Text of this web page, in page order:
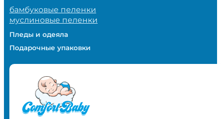
бамбуковые пеленки
муслиновые пеленки
Пледы и одеяла
Подарочные упаковки